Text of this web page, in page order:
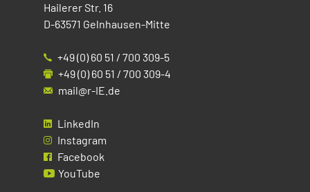
Hailerer Str. 16
D-63571 Gelnhausen-Mitte
+49 (0) 60 51 / 700 309-5
+49 (0) 60 51 / 700 309-4
mail@r-IE.de
LinkedIn
Instagram
Facebook
YouTube